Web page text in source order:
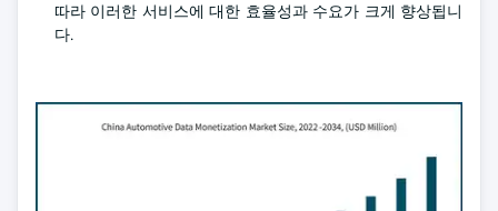
따라 이러한 서비스에 대한 효율성과 수요가 크게 향상됩니
다.